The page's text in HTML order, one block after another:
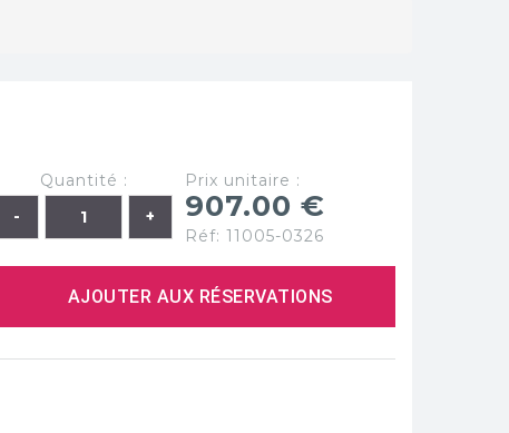
Quantité : Prix unitaire :
907.00 €
Réf: 11005-0326
AJOUTER AUX RÉSERVATIONS